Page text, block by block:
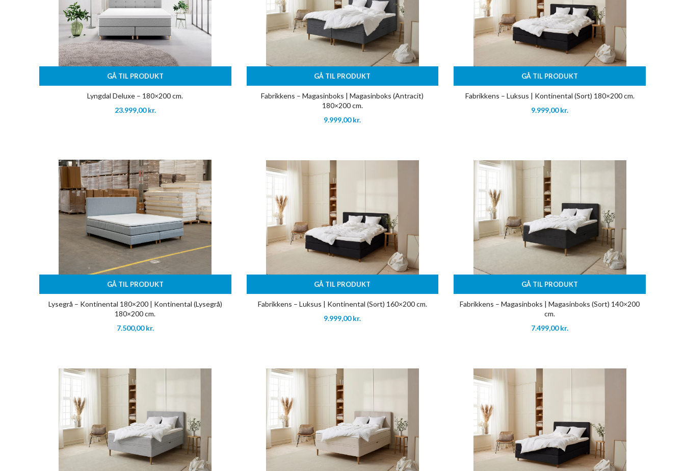
GÅ TIL PRODUKT
Lyngdal Deluxe – 180×200 cm.
23.999,00kr.
GÅ TIL PRODUKT
Fabrikkens – Magasinboks | Magasinboks (Antracit)
180×200 cm.
9.999,00kr.
GÅ TIL PRODUKT
Fabrikkens – Luksus | Kontinental (Sort) 180×200 cm.
9.999,00kr.
GÅ TIL PRODUKT
Lysegrå – Kontinental 180×200 | Kontinental (Lysegrå)
180×200 cm.
7.500,00kr.
GÅ TIL PRODUKT
Fabrikkens – Luksus | Kontinental (Sort) 160×200 cm.
9.999,00kr.
GÅ TIL PRODUKT
Fabrikkens – Magasinboks | Magasinboks (Sort) 140×200
cm.
7.499,00kr.